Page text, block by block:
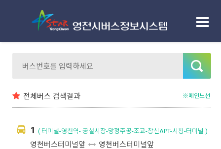
배차시간표
버스도착알림톡
전체버스 검색결과 ※메인노선
1 ( 터미널-영천역- 공설시장-망정주공-조교-창신APT-시청-터미널 )
영천버스터미널앞 영천버스터미널앞